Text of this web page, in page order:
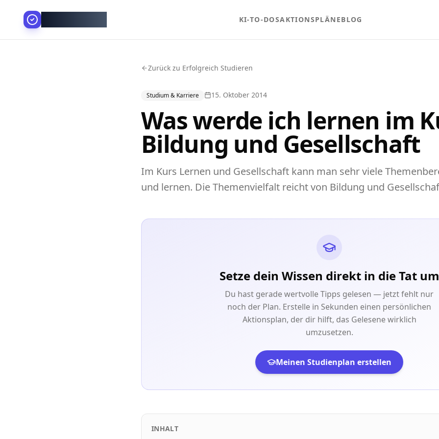
KI-TO-DOSAKTIONSPLÄNEBLOG
Zurück zu Erfolgreich Studieren
Studium & Karriere 15. Oktober 2014
Was werde ich lernen im
Bildung und Gesellschaft
Im Kurs Lernen und Gesellschaft kann man sehr viele
und lernen. Die Themenvielfalt reicht von Bildung und
Setze dein Wissen direkt in die Tat um
Du hast gerade wertvolle Tipps gelesen — jetzt fehlt nur
noch der Plan. Erstelle in Sekunden einen persönlichen
Aktionsplan, der dir hilft, das Gelesene wirklich
umzusetzen.
Meinen Studienplan erstellen
INHALT